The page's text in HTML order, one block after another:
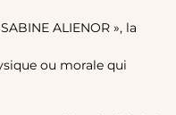
ALIENOR », la
ou morale qui